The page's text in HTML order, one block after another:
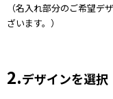
（名入れ部分のご希望デ
ざいます。）
2.デザインを選択